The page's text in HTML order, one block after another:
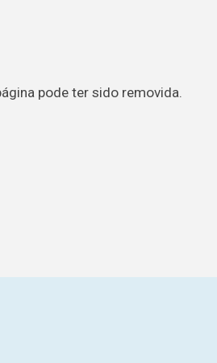
pode ter sido removida.